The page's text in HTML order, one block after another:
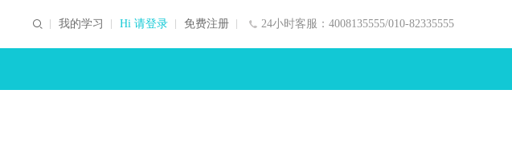
24小时客服：4008135555/010-82335555
我的学习 Hi 请登录 免费注册